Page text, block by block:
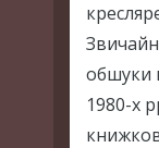
обшуки
1980-х